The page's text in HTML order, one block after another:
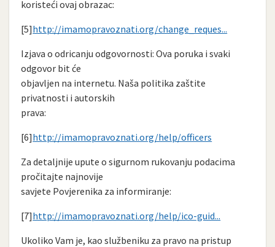
koristeći ovaj obrazac:
[5]http://imamopravoznati.org/change_reques...
Izjava o odricanju odgovornosti: Ova poruka i svaki
odgovor bit će
objavljen na internetu. Naša politika zaštite
privatnosti i autorskih
prava:
[6]http://imamopravoznati.org/help/officers
Za detaljnije upute o sigurnom rukovanju podacima
pročitajte najnovije
savjete Povjerenika za informiranje:
[7]http://imamopravoznati.org/help/ico-guid...
Ukoliko Vam je, kao službeniku za pravo na pristup